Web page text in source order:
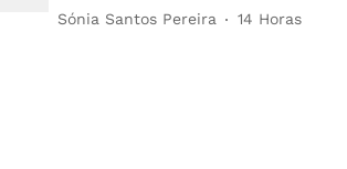
Sónia Santos Pereira 14 Horas